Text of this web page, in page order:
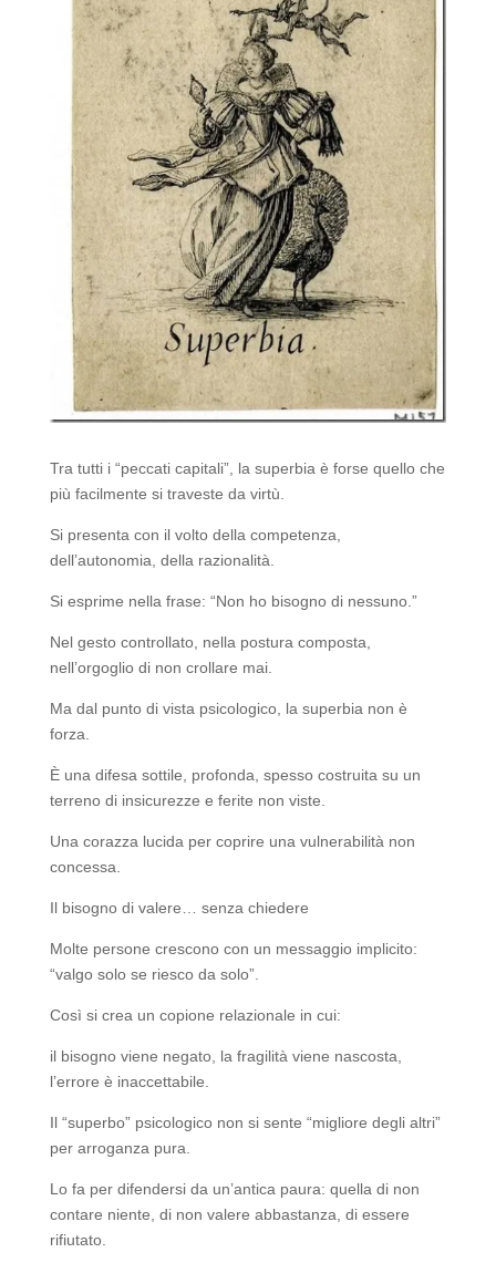
Tra tutti i “peccati capitali”, la superbia è forse quello che
più facilmente si traveste da virtù.
Si presenta con il volto della competenza,
dell’autonomia, della razionalità.
Si esprime nella frase: “Non ho bisogno di nessuno.”
Nel gesto controllato, nella postura composta,
nell’orgoglio di non crollare mai.
Ma dal punto di vista psicologico, la superbia non è
forza.
È una difesa sottile, profonda, spesso costruita su un
terreno di insicurezze e ferite non viste.
Una corazza lucida per coprire una vulnerabilità non
concessa.
Il bisogno di valere… senza chiedere
Molte persone crescono con un messaggio implicito:
“valgo solo se riesco da solo”.
Così si crea un copione relazionale in cui:
il bisogno viene negato, la fragilità viene nascosta,
l’errore è inaccettabile.
Il “superbo” psicologico non si sente “migliore degli altri”
per arroganza pura.
Lo fa per difendersi da un’antica paura: quella di non
contare niente, di non valere abbastanza, di essere
rifiutato.